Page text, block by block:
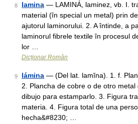
8 lamina — LAMINÁ, laminez, vb. I.
material (în special un metal) prin
ajutorul laminorului. 2. A întinde, a
laminorul fibrele textile în procesul
lor …
Dicționar Român
9 lámina — (Del lat. lamĭna). 1. f.
2. Plancha de cobre o de otro
dibujo para estamparlo. 3. Figura
materia. 4. Figura total de una
hecha&#8230; …